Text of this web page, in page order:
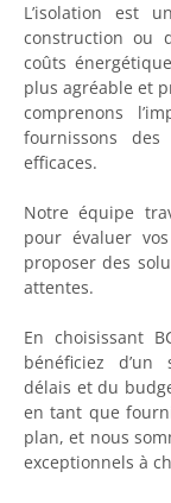
L’isolation est
construction ou
coûts
plus agréable et
comprenons
fournissons
efficaces.
Notre équipe
pour évaluer
proposer des
attentes.
En choisissant
bénéficiez d’un
délais et du
en tant que
plan, et nous
exceptionnels à